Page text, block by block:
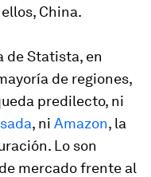
China.
de Statista, en
de regiones,
predilecto, ni
, ni Amazon, la
Lo son
mercado frente al